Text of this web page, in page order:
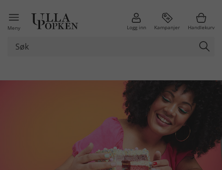
Meny Logg inn Kampanjer Handlekurv